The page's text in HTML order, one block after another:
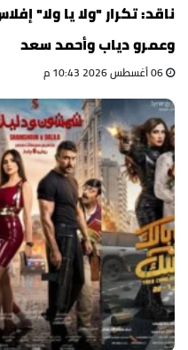
ناقد: تكرار "ولا يا ولا"
وعمرو دياب وأحمد سعد